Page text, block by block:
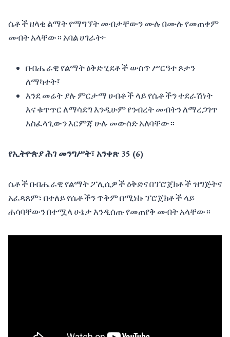
ሴቶች ዘላቂ ልማት የማግኘት መብታቸውን ሙሉ በሙሉ የመጠቀም
መብት አላቸው። አባል ሀገራት፦
በብሔራዊ የልማት ዕቅድ ሂደቶች ውስጥ ሥርዓተ ጾታን
ለማካተት፤
እንደ መሬት ያሉ ምርታማ ሀብቶች ላይ የሴቶችን ተደራሽነት
እና ቁጥጥር ለማሳደግ እንዲሁም የንብረት መብትን ለማረጋገጥ
አስፈላጊውን እርምጃ ሁሉ መውሰድ አለባቸው።
የኢትዮጵያ ሕገ መንግሥት፣ አንቀጽ 35 (6)
ሴቶች በብሔራዊ የልማት ፖሊሲዎች ዕቅድና በፕሮጀክቶች ዝግጅትና
አፈጻጸም፣ በተለይ የሴቶችን ጥቅም በሚነኩ ፕሮጀክቶች ላይ
ሐሳባቸውን በተሟላ ሁኔታ እንዲሰጡ የመጠየቅ መብት አላቸው።